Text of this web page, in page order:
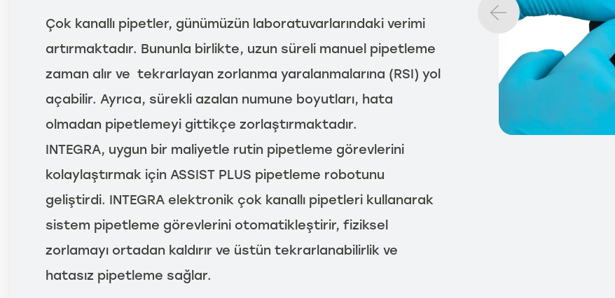
Çok kanallı pipetler, günümüzün laboratuvarlarındaki verimi
artırmaktadır. Bununla birlikte, uzun süreli manuel pipetleme
zaman alır ve tekrarlayan zorlanma yaralanmalarına (RSI) yol
açabilir. Ayrıca, sürekli azalan numune boyutları, hata
olmadan pipetlemeyi gittikçe zorlaştırmaktadır.
INTEGRA, uygun bir maliyetle rutin pipetleme görevlerini
kolaylaştırmak için ASSIST PLUS pipetleme robotunu
geliştirdi. INTEGRA elektronik çok kanallı pipetleri kullanarak
sistem pipetleme görevlerini otomatikleştirir, fiziksel
zorlamayı ortadan kaldırır ve üstün tekrarlanabilirlik ve
hatasız pipetleme sağlar.